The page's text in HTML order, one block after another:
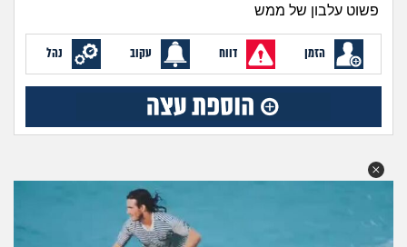
לימודים וסטודנטים
עבודה וקריירה
בית, שכנים ושותפים
פשוט עלבון של ממש
הזמן דווח עקוב נהל